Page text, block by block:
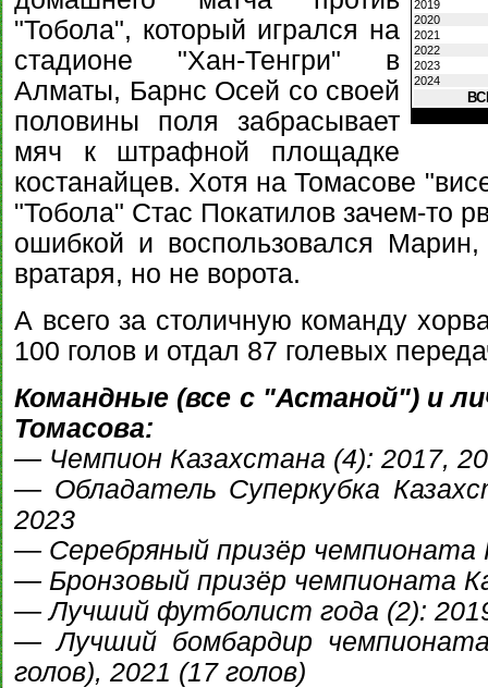
2019
2020
2021
2022
2023
2024
"Тобола", который игрался на
стадионе "Хан-Тенгри" в
Алматы, Барнс Осей со своей
половины поля забрасывает
мяч к штрафной площадке
костанайцев. Хотя на Томасове
"Тобола" Стас Покатилов зачем-то
ошибкой и воспользовался
вратаря, но не ворота.
А всего за столичную команду
100 голов и отдал 87 голевых
Командные (все с "Астаной") и
Томасова:
— Чемпион Казахстана (4): 2017,
— Обладатель Суперкубка
2023
— Серебряный призёр чемпионата
— Бронзовый призёр чемпионата
— Лучший футболист года (2):
— Лучший бомбардир
голов), 2021 (17 голов)